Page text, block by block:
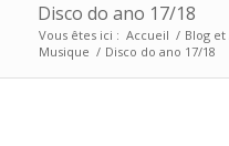
Disco do ano 17/18
Vous êtes ici : Accueil / Blog
Musique / Disco do ano 17/18